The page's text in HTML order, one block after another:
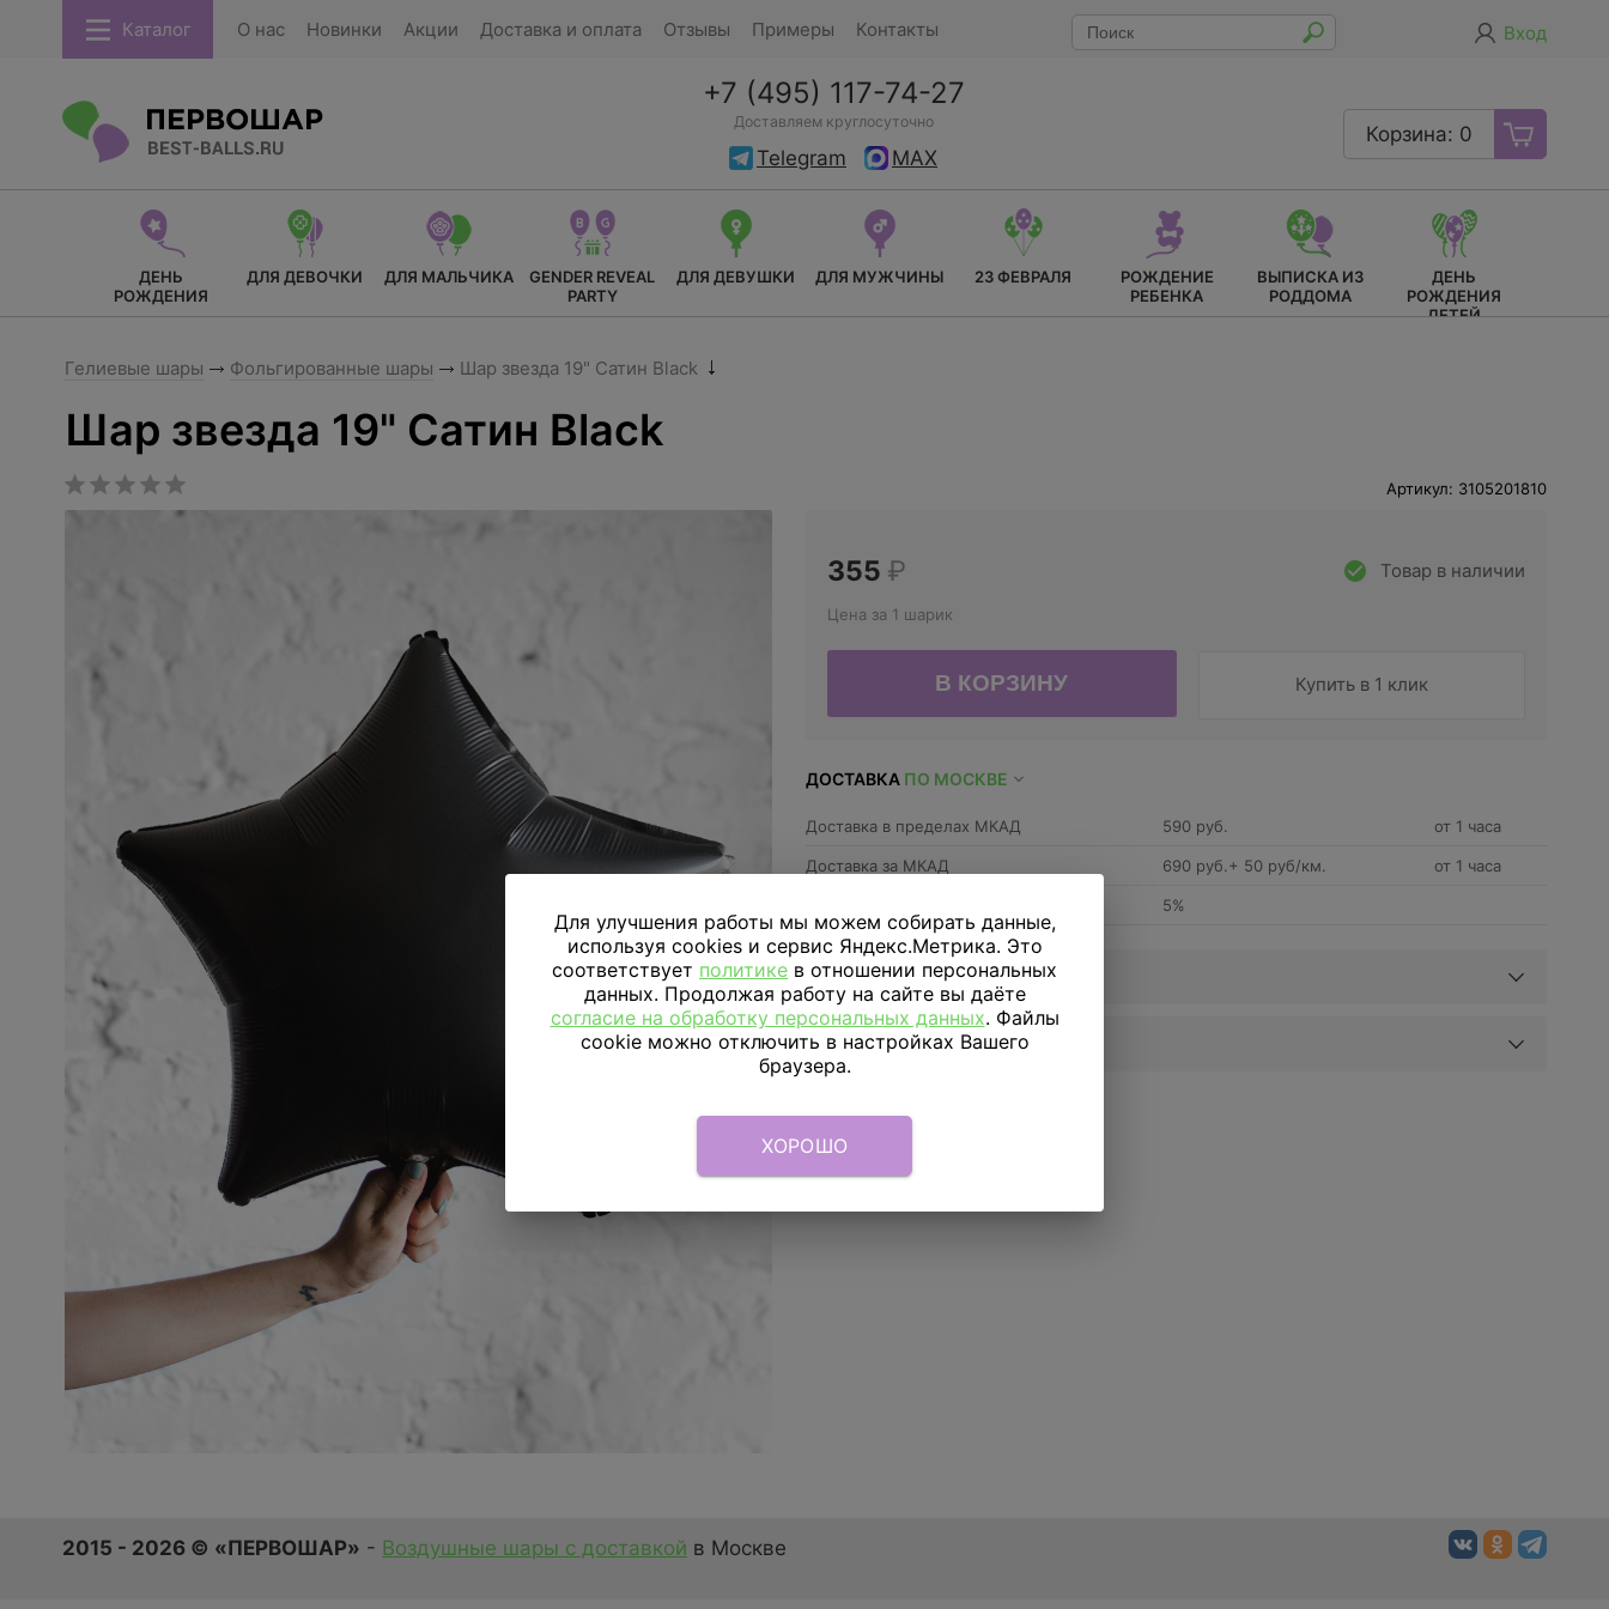
Каталог О нас Новинки Акции Доставка и оплата Отзывы Примеры Контакты Вход
+7 (495) 117-74-27
Доставляем круглосуточно
Telegram MAX
Корзина: 0
ДЕНЬ
РОЖДЕНИЯ
ДЛЯ ДЕВОЧКИ ДЛЯ МАЛЬЧИКА
GENDER REVEAL
PARTY
ДЛЯ ДЕВУШКИ ДЛЯ МУЖЧИНЫ 23 ФЕВРАЛЯ
РОЖДЕНИЕ
РЕБЕНКА
ВЫПИСКА ИЗ
РОДДОМА
ДЕНЬ
РОЖДЕНИЯ
ДЕТЕЙ
Гелиевые шары Фольгированные шары Шар звезда 19" Сатин Black
Шар звезда 19" Сатин Black
Артикул: 3105201810
Товар в наличии
355 ₽
Цена за 1 шарик
Купить в 1 клик
ДОСТАВКА ПО МОСКВЕ
Доставка в пределах МКАД 590 руб. от 1 часа
Доставка за МКАД 690 руб.+ 50 руб/км. от 1 часа
5%
Параметры
Отзывы
2015 - 2026 © «ПЕРВОШАР» - Воздушные шары с доставкой в Москве
Для улучшения работы мы можем собирать данные,
используя cookies и сервис Яндекс.Метрика. Это
соответствует политике в отношении персональных
данных. Продолжая работу на сайте вы даёте
согласие на обработку персональных данных. Файлы
cookie можно отключить в настройках Вашего
браузера.
ХОРОШО